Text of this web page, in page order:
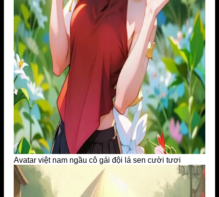
Avatar việt nam ngầu cô gái đội lá sen cười tươi